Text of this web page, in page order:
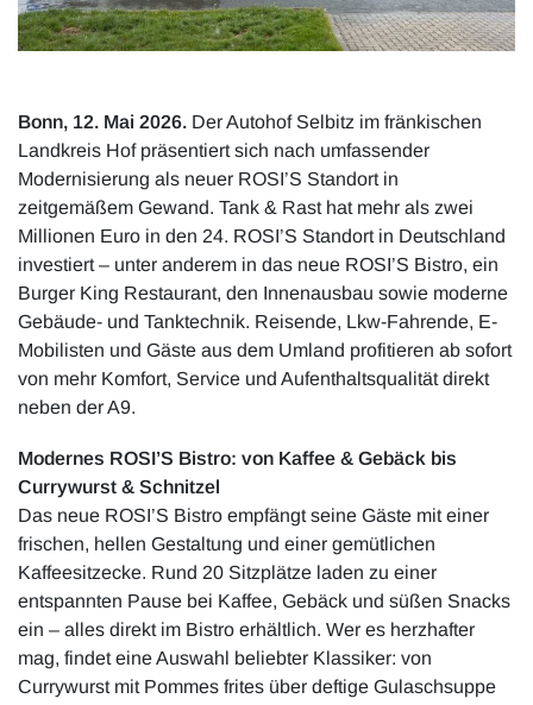
Bonn, 12. Mai 2026. Der Autohof Selbitz im fränkischen
Landkreis Hof präsentiert sich nach umfassender
Modernisierung als neuer ROSI’S Standort in
zeitgemäßem Gewand. Tank & Rast hat mehr als zwei
Millionen Euro in den 24. ROSI’S Standort in Deutschland
investiert – unter anderem in das neue ROSI’S Bistro, ein
Burger King Restaurant, den Innenausbau sowie moderne
Gebäude- und Tanktechnik. Reisende, Lkw-Fahrende, E-
Mobilisten und Gäste aus dem Umland profitieren ab sofort
von mehr Komfort, Service und Aufenthaltsqualität direkt
neben der A9.
Modernes ROSI’S Bistro: von Kaffee & Gebäck bis
Currywurst & Schnitzel
Das neue ROSI’S Bistro empfängt seine Gäste mit einer
frischen, hellen Gestaltung und einer gemütlichen
Kaffeesitzecke. Rund 20 Sitzplätze laden zu einer
entspannten Pause bei Kaffee, Gebäck und süßen Snacks
ein – alles direkt im Bistro erhältlich. Wer es herzhafter
mag, findet eine Auswahl beliebter Klassiker: von
Currywurst mit Pommes frites über deftige Gulaschsuppe